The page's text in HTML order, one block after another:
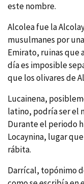
este nombre.
Alcolea fue la
musulmanes por
Emirato, ruinas que
dí­a es imposible
que los olivares de
Lucainena,
latino, podrí­a ser el
Durante el periodo
Locaynina, lugar
rábita.
Darrí­cal, topónimo